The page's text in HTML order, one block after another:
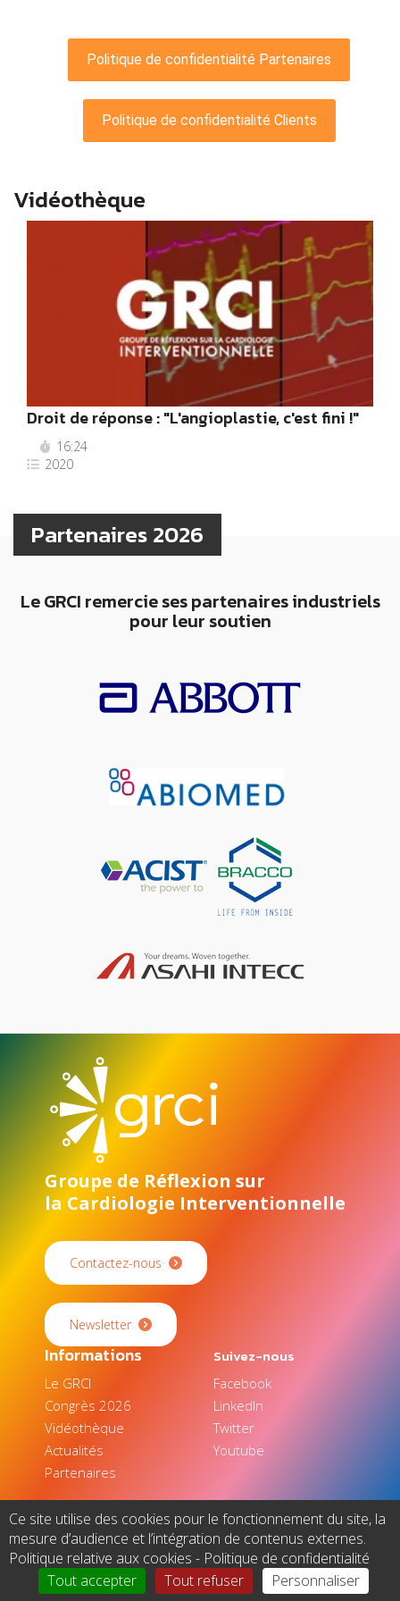
Vidéothèque
Droit de réponse : "L'angioplastie, c'est fini !"
16:24
2020
Partenaires 2026
Le GRCI remercie ses partenaires industriels
pour leur soutien
Groupe de Réflexion sur
la Cardiologie Interventionnelle
Contactez-nous
Newsletter
Informations
Le GRCI
Congrès 2026
Vidéothèque
Actualités
Partenaires
Suivez-nous
Facebook
LinkedIn
Twitter
Youtube
© 2025 - Europa Organisation - Tous droits réservés |
Mentions légales|Cookies |Protection des données
| Gérer mes cookies
Ce site utilise des cookies pour le fonctionnement du site, la
mesure d’audience et l’intégration de contenus externes.
Politique relative aux cookies - Politique de confidentialité
Tout accepter
Tout refuser Personnaliser